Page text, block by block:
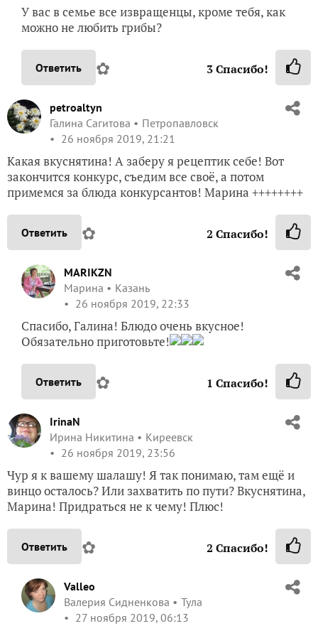
У вас в семье все извращенцы, кроме тебя, как
можно не любить грибы?
Ответить ✿ 3Спасибо!
petroaltyn
Галина Сагитова
Петропавловск
26 ноября 2019, 21:21
Какая вкуснятина! А заберу я рецептик себе! Вот
закончится конкурс, съедим все своё, а потом
примемся за блюда конкурсантов! Марина ++++++++
Ответить ✿ 2 Спасибо!
MARIKZN
Марина
Казань
26 ноября 2019, 22:33
Спасибо, Галина! Блюдо очень вкусное!
Обязательно приготовьте!
Ответить ✿ 1 Спасибо!
IrinaN
Ирина Никитина
Киреевск
26 ноября 2019, 23:56
Чур я к вашему шалашу! Я так понимаю, там ещё и
винцо осталось? Или захватить по пути? Вкуснятина,
Марина! Придраться не к чему! Плюс!
Ответить ✿ 2 Спасибо!
Valleo
Валерия Сидненкова
Тула
27 ноября 2019, 06:13